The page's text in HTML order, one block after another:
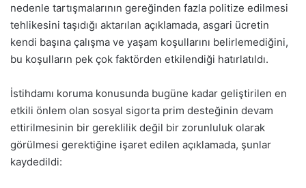
nedenle tartışmalarının gereğinden fazla politize edilmesi
tehlikesini taşıdığı aktarılan açıklamada, asgari ücretin
kendi başına çalışma ve yaşam koşullarını belirlemediğini,
bu koşulların pek çok faktörden etkilendiği hatırlatıldı.
İstihdamı koruma konusunda bugüne kadar geliştirilen en
etkili önlem olan sosyal sigorta prim desteğinin devam
ettirilmesinin bir gereklilik değil bir zorunluluk olarak
görülmesi gerektiğine işaret edilen açıklamada, şunlar
kaydedildi: